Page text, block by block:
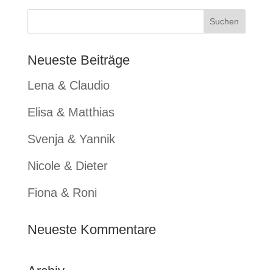
Neueste Beiträge
Lena & Claudio
Elisa & Matthias
Svenja & Yannik
Nicole & Dieter
Fiona & Roni
Neueste Kommentare